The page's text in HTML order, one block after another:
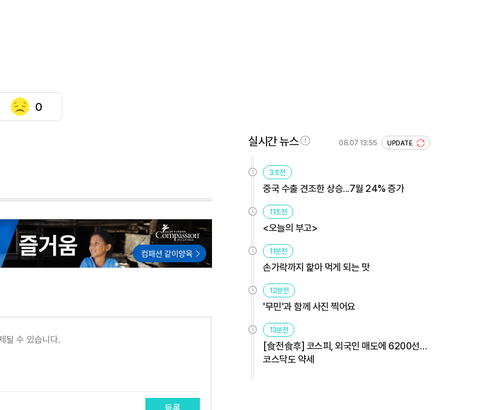
0
실시간 뉴스 08.07 13:55 UPDATE
3초전
중국 수출 견조한 상승...7월 24% 증가
11초전
<오늘의 부고>
11분전
손가락까지 핥아 먹게 되는 맛
12분전
'무민'과 함께 사진 찍어요
13분전
[食전食후] 코스피, 외국인 매도에 6200선…
코스닥도 약세